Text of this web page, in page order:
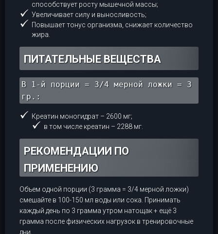
способствует росту мышечной массы;
Увеличивает силу и выносливость;
Повышает тонус организма, снижает количество
жира.
ПИТАТЕЛЬНЫЕ ВЕЩЕСТВА
В 1-й порции = 3/4 мерной ложки = 3
гр.:
Креатин моногидрат – 2600 мг;
в том числе креатин – 2288 мг.
РЕКОМЕНДАЦИИ ПО
ПРИМЕНЕНИЮ
Объем одной порции (3 грамма = 3/4 мерной ложки)
смешайте в 100-150 мл воды или сока. Принимать
каждый день по 3 грамма утром натощак + ещё 3
грамма после физических нагрузок в тренировочные
дни.